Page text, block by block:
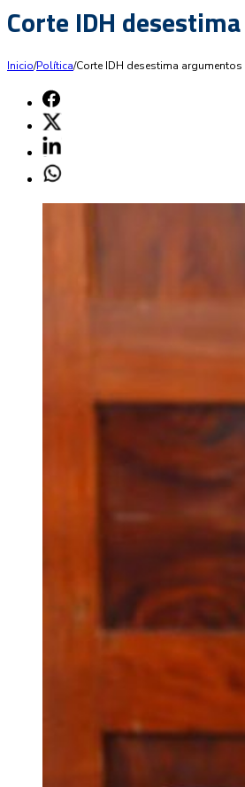
Corte IDH
Inicio/Política/Corte IDH desestima